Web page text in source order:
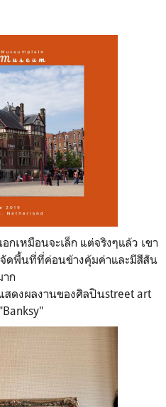
กเหมือนจะเล็ก แต่จริงๆแล้ว เขา
ดพื้นที่ที่ค่อนข้างคุ้มค่าและมีสีสัน
าก
สดงผลงานของศิลปินstreet art